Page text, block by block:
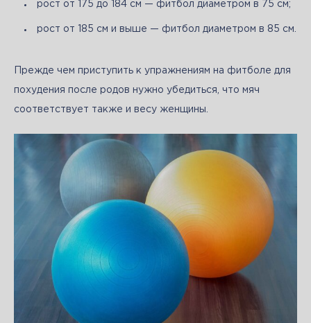
рост от 175 до 184 см — фитбол диаметром в 75 см;
рост от 185 см и выше — фитбол диаметром в 85 см.
Прежде чем приступить к упражнениям на фитболе для
похудения после родов нужно убедиться, что мяч
соответствует также и весу женщины.